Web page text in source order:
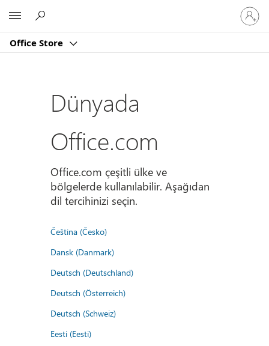
Office Store
oturum
açın
Dünyada
Office.com
Office.com çeşitli ülke ve
bölgelerde kullanılabilir. Aşağıdan
dil tercihinizi seçin.
Čeština (Česko)
Dansk (Danmark)
Deutsch (Deutschland)
Deutsch (Österreich)
Deutsch (Schweiz)
Eesti (Eesti)